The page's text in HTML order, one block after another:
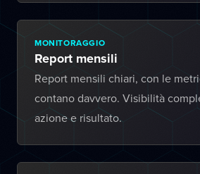
MONITORAGGIO
Report mensili
Report mensili chiari, con le
contano davvero. Visibilità
azione e risultato.